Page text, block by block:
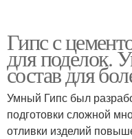
Перекрытия с
Гипс с
для
состав для
Умный Гипс был
подготовки сложной
отливки изделий